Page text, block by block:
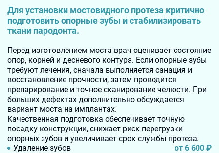
Для установки мостовидного протеза критично
подготовить опорные зубы и стабилизировать
ткани пародонта.
Перед изготовлением моста врач оценивает состояние
опор, корней и десневого контура. Если опорные зубы
требуют лечения, сначала выполняется санация и
восстановление прочности, затем проводится
препарирование и точное сканирование челюсти. При
больших дефектах дополнительно обсуждается
вариант моста на имплантах.
Качественная подготовка обеспечивает точную
посадку конструкции, снижает риск перегрузки
опорных зубов и увеличивает срок службы протеза.
Удаление зубов
от 6 600 ₽